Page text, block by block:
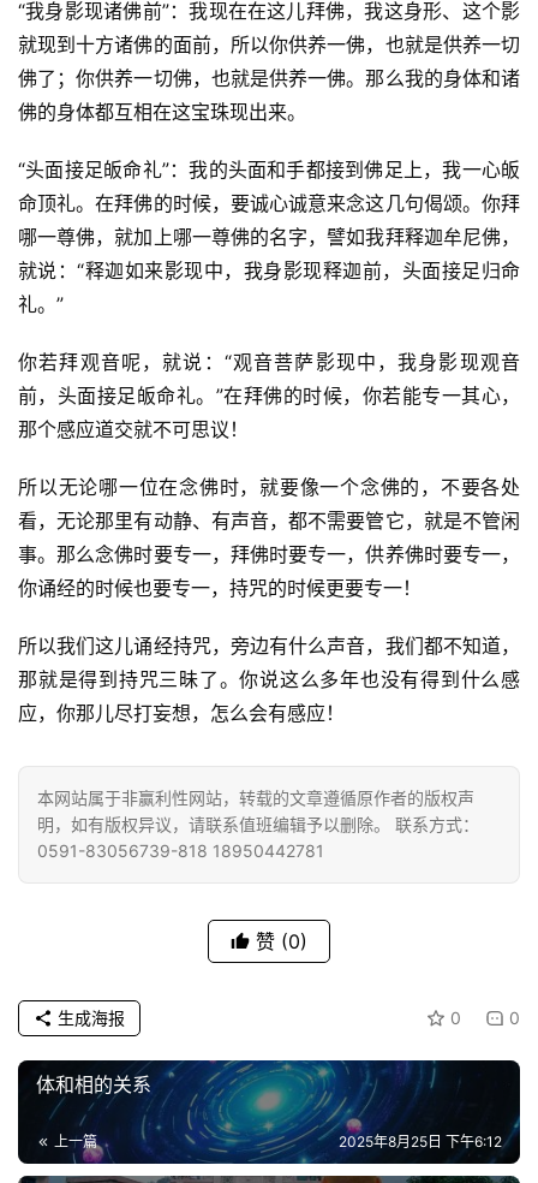
益
慈
善
教
人
物
寺
巡
礼
频
纪
录
佛
教
艺
术
政
策
法
规
声
明
登录 注册
“我身影现诸佛前”：我现在在这儿拜佛，我这身形、这个影
就现到十方诸佛的面前，所以你供养一佛，也就是供养一切
佛了；你供养一切佛，也就是供养一佛。那么我的身体和诸
佛的身体都互相在这宝珠现出来。
“头面接足皈命礼”：我的头面和手都接到佛足上，我一心皈
命顶礼。在拜佛的时候，要诚心诚意来念这几句偈颂。你拜
哪一尊佛，就加上哪一尊佛的名字，譬如我拜释迦牟尼佛，
就说：“释迦如来影现中，我身影现释迦前，头面接足归命
礼。”
你若拜观音呢，就说：“观音菩萨影现中，我身影现观音
前，头面接足皈命礼。”在拜佛的时候，你若能专一其心，
那个感应道交就不可思议！
所以无论哪一位在念佛时，就要像一个念佛的，不要各处
看，无论那里有动静、有声音，都不需要管它，就是不管闲
事。那么念佛时要专一，拜佛时要专一，供养佛时要专一，
你诵经的时候也要专一，持咒的时候更要专一！
所以我们这儿诵经持咒，旁边有什么声音，我们都不知道，
那就是得到持咒三昧了。你说这么多年也没有得到什么感
应，你那儿尽打妄想，怎么会有感应！
本网站属于非赢利性网站，转载的文章遵循原作者的版权声
明，如有版权异议，请联系值班编辑予以删除。 联系方式：
0591-83056739-818 18950442781
赞 (0)
0 0
生成海报
体和相的关系
上一篇 2025年8月25日 下午6:12